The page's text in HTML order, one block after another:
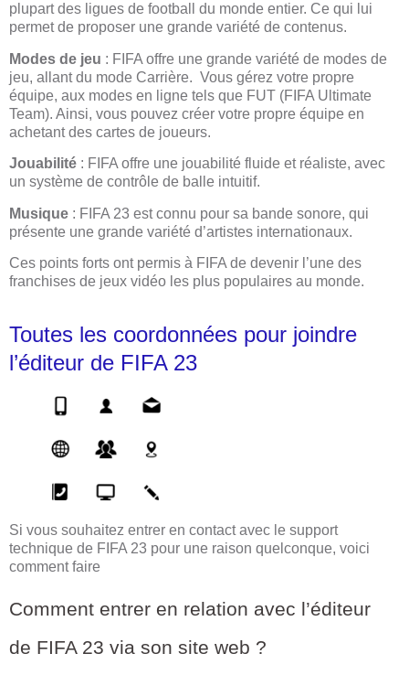
plupart des ligues de football du monde entier. Ce qui lui
permet de proposer une grande variété de contenus.
Modes de jeu : FIFA offre une grande variété de modes de
jeu, allant du mode Carrière. Vous gérez votre propre
équipe, aux modes en ligne tels que FUT (FIFA Ultimate
Team). Ainsi, vous pouvez créer votre propre équipe en
achetant des cartes de joueurs.
Jouabilité : FIFA offre une jouabilité fluide et réaliste, avec
un système de contrôle de balle intuitif.
Musique : FIFA 23 est connu pour sa bande sonore, qui
présente une grande variété d’artistes internationaux.
Ces points forts ont permis à FIFA de devenir l’une des
franchises de jeux vidéo les plus populaires au monde.
Toutes les coordonnées pour joindre
l’éditeur de FIFA 23
Si vous souhaitez entrer en contact avec le support
technique de FIFA 23 pour une raison quelconque, voici
comment faire
Comment entrer en relation avec l’éditeur
de FIFA 23 via son site web ?